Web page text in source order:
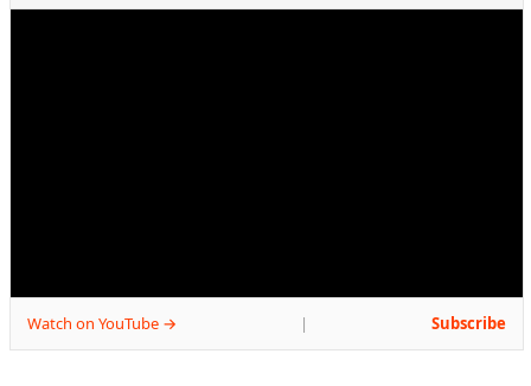
Watch on YouTube → | Subscribe